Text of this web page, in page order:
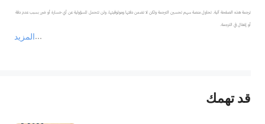
المزيد
ترجمة هذه الصفحة آلية. تحاول منصة سهم تحسين الترجمة ولكن لا تضمن دقتها وموثوقيتها، ولن تتحمل المسؤولية عن أي خسارة أو ضرر بسبب عدم دقة
أو إغفال في الترجمة.
عند الضرورة، يرجى استشارة مستشار استثمار محترف. لا تقدم منصة سهم أي مشورة استثمارية، ولا تقدم أي التزامات أو ضمانات.
قد تهمك